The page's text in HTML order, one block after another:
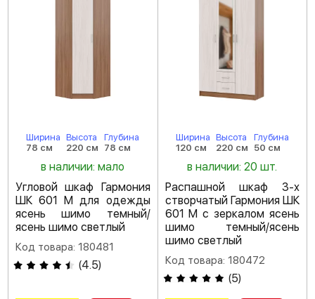
Ширина
78 см
Высота
220 см
Глубина
78 см
в наличии: мало
Угловой шкаф Гармония
ШК 601 М для одежды
ясень шимо темный/
ясень шимо светлый
Код товара: 180481
(4.5)
Ширина
120 см
Высота
220 см
Глубина
50 см
в наличии: 20 шт.
Распашной шкаф 3-х
створчатый Гармония ШК
601 М с зеркалом ясень
шимо темный/ясень
шимо светлый
Код товара: 180472
(5)